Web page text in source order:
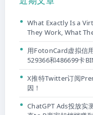
What Exactly Is a
They Work, What
用FotonCard虚拟信
529366和486699卡
X推特Twitter订阅
因！
ChatGPT Ads投放实